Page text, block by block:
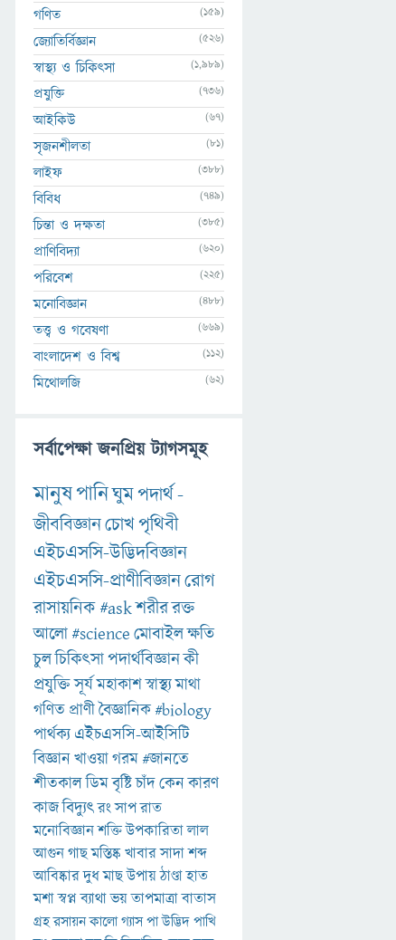
গণিত (159)
জ্যোতির্বিজ্ঞান (526)
স্বাস্থ্য ও চিকিৎসা (1,989)
প্রযুক্তি (736)
আইকিউ (67)
সৃজনশীলতা (81)
লাইফ (388)
বিবিধ (749)
চিন্তা ও দক্ষতা (385)
প্রাণিবিদ্যা (620)
পরিবেশ (225)
মনোবিজ্ঞান (488)
তত্ত্ব ও গবেষণা (669)
বাংলাদেশ ও বিশ্ব (112)
মিথোলজি (62)
সর্বাপেক্ষা জনপ্রিয় ট্যাগসমূহ
মানুষপানিঘুমপদার্থ-
জীববিজ্ঞানচোখপৃথিবী
এইচএসসি-উদ্ভিদবিজ্ঞান
এইচএসসি-প্রাণীবিজ্ঞানরোগ
রাসায়নিক#askশরীররক্ত
আলো#scienceমোবাইলক্ষতি
চুলচিকিৎসাপদার্থবিজ্ঞানকী
প্রযুক্তিসূর্যমহাকাশস্বাস্থ্যমাথা
গণিত প্রাণীবৈজ্ঞানিক#biology
পার্থক্য এইচএসসি-আইসিটি
বিজ্ঞানখাওয়াগরম#জানতে
শীতকালডিমবৃষ্টিচাঁদকেনকারণ
কাজবিদ্যুৎরংসাপরাত
মনোবিজ্ঞানশক্তিউপকারিতালাল
আগুনগাছমস্তিষ্কখাবারসাদাশব্দ
আবিষ্কারদুধমাছউপায়ঠাণ্ডাহাত
মশাস্বপ্নব্যাথাভয়তাপমাত্রাবাতাস
গ্রহরসায়নকালোগ্যাসপাউদ্ভিদপাখি